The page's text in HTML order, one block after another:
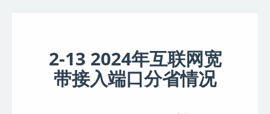
2-13 2024年互联网宽
带接入端口分省情况